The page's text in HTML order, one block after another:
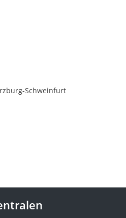
Schweinfurt